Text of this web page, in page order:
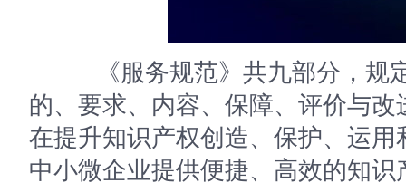
《服务规范》共九部分，规
的、要求、内容、保障、评价与
在提升知识产权创造、保护、运
中小微企业提供便捷、高效的知